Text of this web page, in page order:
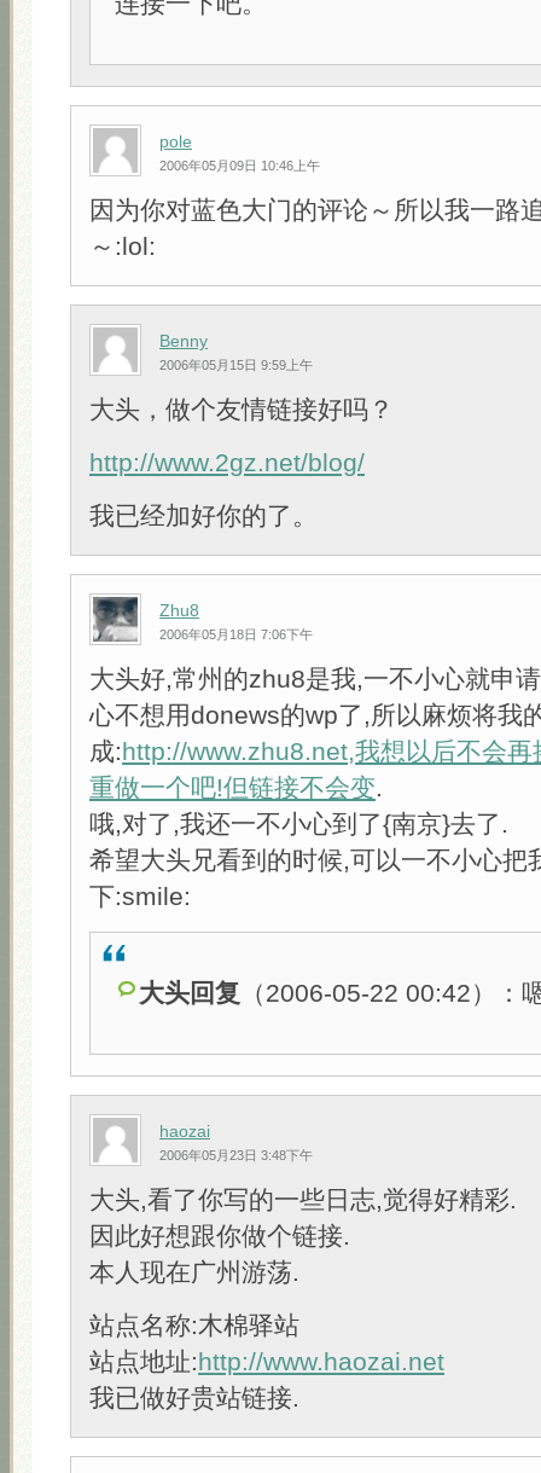
pole
2006年05月09日 10:46上午
因为你对蓝色大门的评论～所以我一路
～:lol:
Benny
2006年05月15日 9:59上午
大头，做个友情链接好吗？
http://www.2gz.net/blog/
我已经加好你的了。
Zhu8
2006年05月18日 7:06下午
大头好,常州的zhu8是我,一不小心就申
心不想用donews的wp了,所以麻烦将我
成:http://www.zhu8.net,我想以后不会
重做一个吧!但链接不会变.
哦,对了,我还一不小心到了{南京}去了.
希望大头兄看到的时候,可以一不小心把
下:smile:
大头回复 （2006-05-22 00:42）：
haozai
2006年05月23日 3:48下午
大头,看了你写的一些日志,觉得好精彩.
因此好想跟你做个链接.
本人现在广州游荡.
站点名称:木棉驿站
站点地址:http://www.haozai.net
我已做好贵站链接.